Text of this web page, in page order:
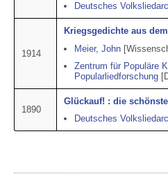
Deutsches
1914
Kriegsgedichte aus
Meier, John
Zentrum für Populäre
Popularliedforschung
1890
Glückauf! : die
Deutsches